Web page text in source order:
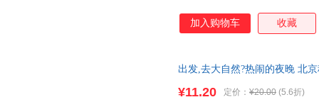
加入购物车 收藏
出发,去大自然?热闹的夜晚 北
¥11.20 定价： ¥20.00 (5.6折)